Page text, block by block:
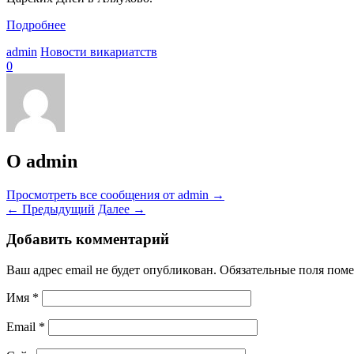
Подробнее
admin Новости викариатств
0
О admin
Просмотреть все сообщения от admin →
← Предыдущий Далее →
Добавить комментарий
Ваш адрес email не будет опубликован. Обязательные поля
Имя *
Email *